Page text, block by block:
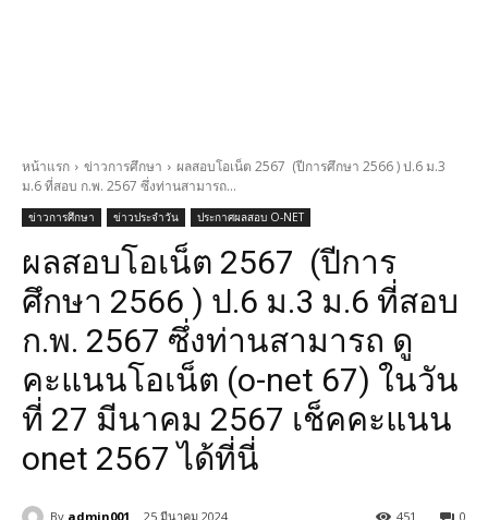
หน้าแรก ข่าวการศึกษา
ผลสอบโอเน็ต 2567 (ปีการศึกษา 2566 ) ป.6 ม.3
ม.6 ที่สอบ ก.พ. 2567 ซึ่งท่านสามารถ...
ข่าวการศึกษา ข่าวประจำวัน ประกาศผลสอบ O-NET
ผลสอบโอเน็ต 2567 (ปีการ
ศึกษา 2566 ) ป.6 ม.3 ม.6 ที่สอบ
ก.พ. 2567 ซึ่งท่านสามารถ ดู
คะแนนโอเน็ต (o-net 67) ในวัน
ที่ 27 มีนาคม 2567 เช็คคะแนน
onet 2567 ได้ที่นี่
By admin001 25 มีนาคม 2024 0
451